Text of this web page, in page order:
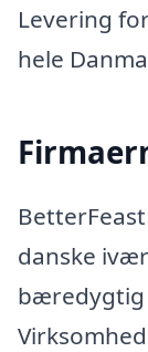
Levering
hele
danske
bæredygtig